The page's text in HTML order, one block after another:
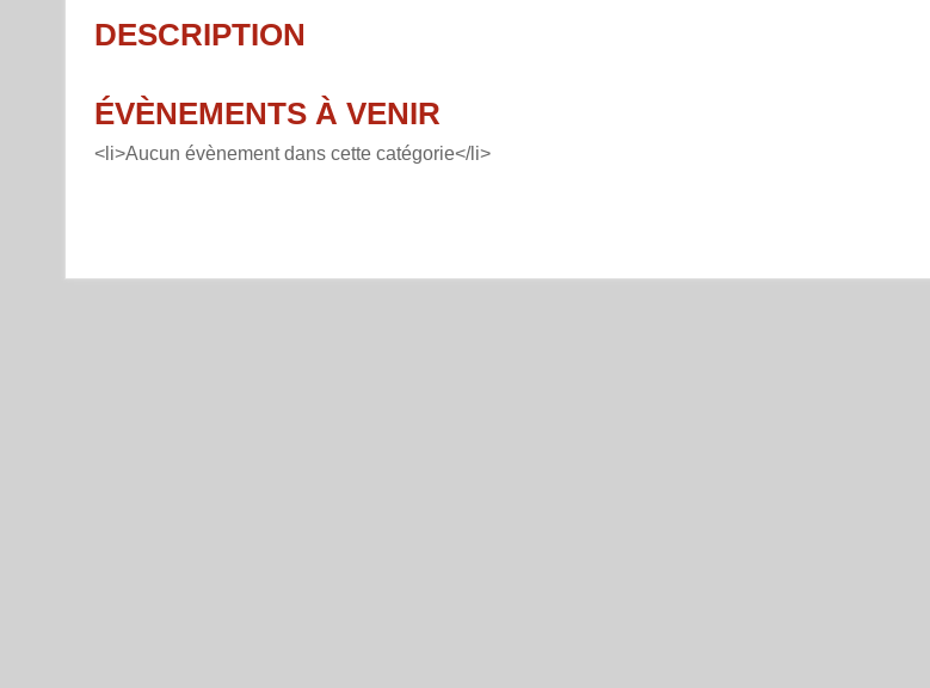
DESCRIPTION
ÉVÈNEMENTS À VENIR
<li>Aucun évènement dans cette catégorie</li>